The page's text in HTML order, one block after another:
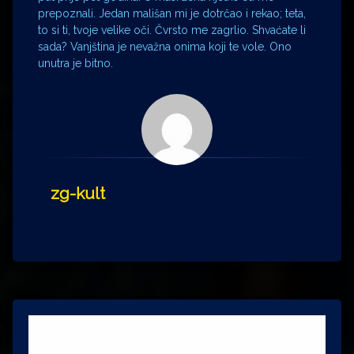
prepoznali. Jedan mališan mi je dotrčao i rekao; teta,
to si ti, tvoje velike oči. Čvrsto me zagrlio. Shvaćate li
sada? Vanjština je nevažna onima koji te vole. Ono
unutra je bitno.
zg-kult